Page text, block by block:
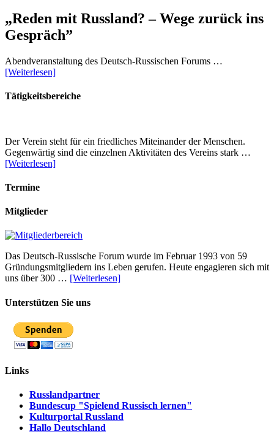
„Reden mit Russland? – Wege zurück ins
Gespräch”
Abendveranstaltung des Deutsch-Russischen Forums …
[Weiterlesen]
Tätigkeitsbereiche
Der Verein steht für ein friedliches Miteinander der Menschen.
Gegenwärtig sind die einzelnen Aktivitäten des Vereins stark …
[Weiterlesen]
Termine
Mitglieder
Das Deutsch-Russische Forum wurde im Februar 1993 von 59
Gründungsmitgliedern ins Leben gerufen. Heute engagieren sich mit
uns über 300 … [Weiterlesen]
Unterstützen Sie uns
Links
Russlandpartner
Bundescup "Spielend Russisch lernen"
Kulturportal Russland
Hallo Deutschland